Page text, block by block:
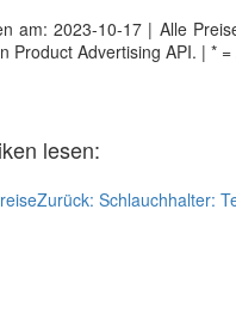
am: 2023-10-17 | Alle
Product Advertising API. | *
lesen:
Zurück: Schlauchhalter: